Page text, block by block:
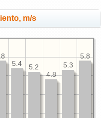
m/s
5.8
5.3
4.8
5.2
5.4